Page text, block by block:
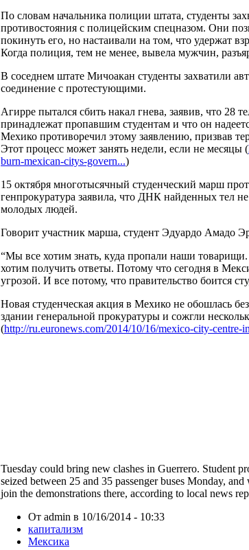
По словам начальника полиции штата, студенты
противостояния с полицейским спецназом. Они
покинуть его, но настаивали на том, что удержат
Когда полиция, тем не менее, вывела мужчин,
В соседнем штате Мичоакан студенты захватили
соединение с протестующими.
Агирре пытался сбить накал гнева, заявив, что 28
принадлежат пропавшим студентам и что он
Мехико противоречил этому заявлению, призвав
Этот процесс может занять недели, если не месяцы (
burn-mexican-citys-govern...)
15 октября многотысячный студенческий марш
генпрокуратура заявила, что ДНК найденных тел
молодых людей.
Говорит участник марша, студент Эдуардо Амадо
“Мы все хотим знать, куда пропали наши
хотим получить ответы. Потому что сегодня в
угрозой. И все потому, что правительство боится
Новая студенческая акция в Мехико не обошлась
здании генеральной прокуратуры и сожгли
(http://ru.euronews.com/2014/10/16/mexico-city-centre-
Tuesday could bring new clashes in Guerrero. Student
seized between 25 and 35 passenger buses Monday,
join the demonstrations there, according to local news
От admin в 10/16/2014 - 10:33
капитализм
Мексика